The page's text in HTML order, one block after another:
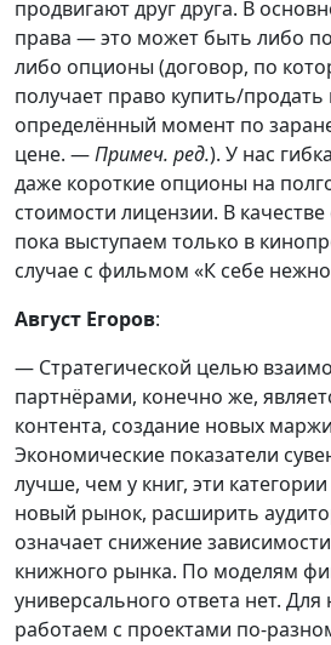
продвигают друг друга. В
права — это может быть либо
либо опционы (договор, по
получает право купить/продать
определённый момент по
цене. —Примеч. ред.). У нас
даже короткие опционы на
стоимости лицензии. В
пока выступаем только в
случае с фильмом «К себе
Август Егоров:
— Стратегической целью
партнёрами, конечно же,
контента, создание новых
Экономические показатели
лучше, чем у книг, эти
новый рынок, расширить
означает снижение
книжного рынка. По моделям
универсального ответа нет. Для
работаем с проектами по-